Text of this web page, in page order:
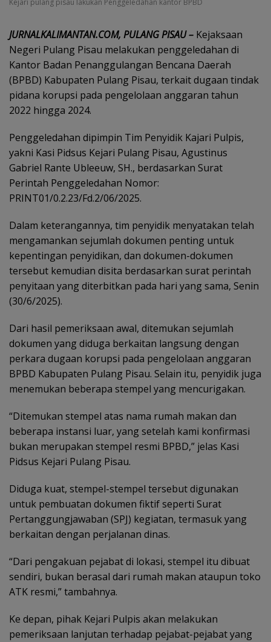
Kejari pulang pisau lakukan Penggeledahan kantor BPBD
JURNALKALIMANTAN.COM, PULANG PISAU – Kejaksaan
Negeri Pulang Pisau melakukan penggeledahan di
Kantor Badan Penanggulangan Bencana Daerah
(BPBD) Kabupaten Pulang Pisau, terkait dugaan tindak
pidana korupsi pada pengelolaan anggaran tahun
2022 hingga 2024.
Penggeledahan dipimpin Tim Penyidik Kajari Pulpis,
yakni Kasi Pidsus Kejari Pulang Pisau, Agustinus
Gabriel Rante Ubleeuw, SH., berdasarkan Surat
Perintah Penggeledahan Nomor:
PRINT01/0.2.23/Fd.2/06/2025.
Dalam keterangannya, tim penyidik menyatakan telah
mengamankan sejumlah dokumen penting untuk
kepentingan penyidikan, dan dokumen-dokumen
tersebut kemudian disita berdasarkan surat perintah
penyitaan yang diterbitkan pada hari yang sama, Senin
(30/6/2025).
Dari hasil pemeriksaan awal, ditemukan sejumlah
dokumen yang diduga berkaitan langsung dengan
perkara dugaan korupsi pada pengelolaan anggaran
BPBD Kabupaten Pulang Pisau. Selain itu, penyidik juga
menemukan beberapa stempel yang mencurigakan.
“Ditemukan stempel atas nama rumah makan dan
beberapa instansi luar, yang setelah kami konfirmasi
bukan merupakan stempel resmi BPBD,” jelas Kasi
Pidsus Kejari Pulang Pisau.
Diduga kuat, stempel-stempel tersebut digunakan
untuk pembuatan dokumen fiktif seperti Surat
Pertanggungjawaban (SPJ) kegiatan, termasuk yang
berkaitan dengan perjalanan dinas.
“Dari pengakuan pejabat di lokasi, stempel itu dibuat
sendiri, bukan berasal dari rumah makan ataupun toko
ATK resmi,” tambahnya.
Ke depan, pihak Kejari Pulpis akan melakukan
pemeriksaan lanjutan terhadap pejabat-pejabat yang